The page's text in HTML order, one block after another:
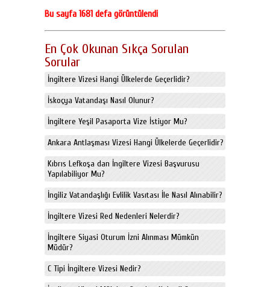
Bu sayfa 1681 defa görüntülendi
En Çok Okunan Sıkça Sorulan
Sorular
İngiltere Vizesi Hangi Ülkelerde Geçerlidir?
İskoçya Vatandaşı Nasıl Olunur?
İngiltere Yeşil Pasaporta Vize İstiyor Mu?
Ankara Antlaşması Vizesi Hangi Ülkelerde Geçerlidir?
Kıbrıs Lefkoşa dan İngiltere Vizesi Başvurusu
Yapılabiliyor Mu?
İngiliz Vatandaşlığı Evlilik Vasıtası İle Nasıl Alınabilir?
İngiltere Vizesi Red Nedenleri Nelerdir?
İngiltere Siyasi Oturum İzni Alınması Mümkün
Müdür?
C Tipi İngiltere Vizesi Nedir?